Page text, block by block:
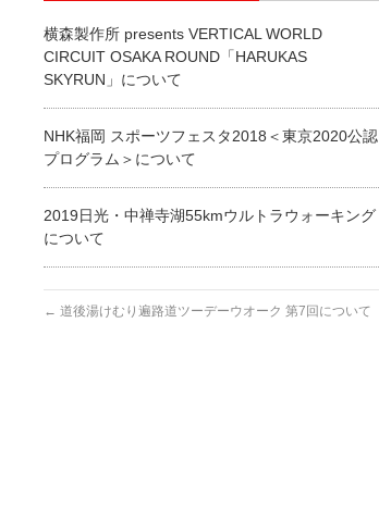
横森製作所 presents VERTICAL WORLD
CIRCUIT OSAKA ROUND「HARUKAS
SKYRUN」について
NHK福岡 スポーツフェスタ2018＜東京2020公認
プログラム＞について
2019日光・中禅寺湖55kmウルトラウォーキング
について
← 道後湯けむり遍路道ツーデーウオーク 第7回について